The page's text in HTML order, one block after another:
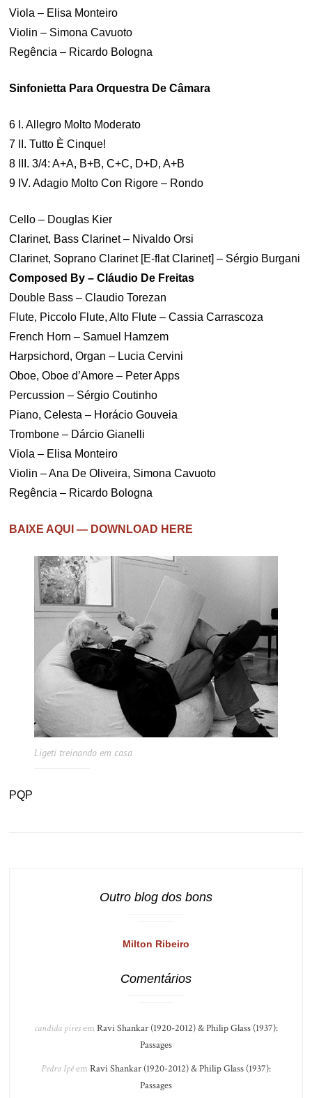
Viola – Elisa Monteiro
Violin – Simona Cavuoto
Regência – Ricardo Bologna
Sinfonietta Para Orquestra De Câmara
6 I. Allegro Molto Moderato
7 II. Tutto È Cinque!
8 III. 3/4: A+A, B+B, C+C, D+D, A+B
9 IV. Adagio Molto Con Rigore – Rondo
Cello – Douglas Kier
Clarinet, Bass Clarinet – Nivaldo Orsi
Clarinet, Soprano Clarinet [E-flat Clarinet] – Sérgio Burgani
Composed By – Cláudio De Freitas
Double Bass – Claudio Torezan
Flute, Piccolo Flute, Alto Flute – Cassia Carrascoza
French Horn – Samuel Hamzem
Harpsichord, Organ – Lucia Cervini
Oboe, Oboe d’Amore – Peter Apps
Percussion – Sérgio Coutinho
Piano, Celesta – Horácio Gouveia
Trombone – Dárcio Gianelli
Viola – Elisa Monteiro
Violin – Ana De Oliveira, Simona Cavuoto
Regência – Ricardo Bologna
BAIXE AQUI — DOWNLOAD HERE
Ligeti treinando em casa
PQP
Outro blog dos bons
Milton Ribeiro
Comentários
candida piresem Ravi Shankar (1920-2012) & Philip Glass (1937):
Passages
Pedro Ipêem Ravi Shankar (1920-2012) & Philip Glass (1937):
Passages